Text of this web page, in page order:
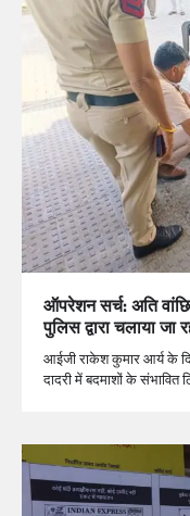
ऑपरेशन सर्च: अति
पुलिस द्वारा चलाया जा
आईजी राकेश कुमार आर्य के
दादरी में बदमाशों के संभावित